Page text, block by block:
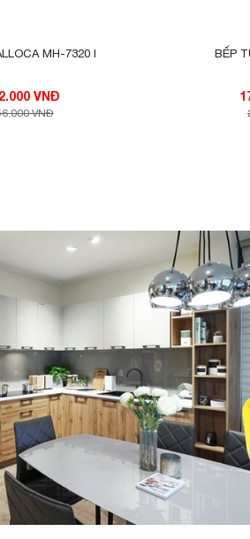
BẾP TỪ CANZY CZ-I89
I89 gồm 2 vùng nấu với
hoạt tính năng nấu siêu
khi kích hoạt tính năng
nấu siêu nhanh, tuy nhiên thời
I89được trang bị với công
các sản phẩm có sử dụng
công suất phù hợp để
MH-7320 I
6.642.000 VNĐ
VNĐ
BẾP